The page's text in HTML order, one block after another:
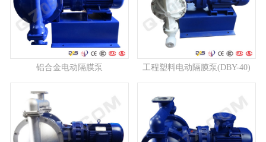
铝合金电动隔膜泵 工程塑料电动隔膜泵(DBY-40)